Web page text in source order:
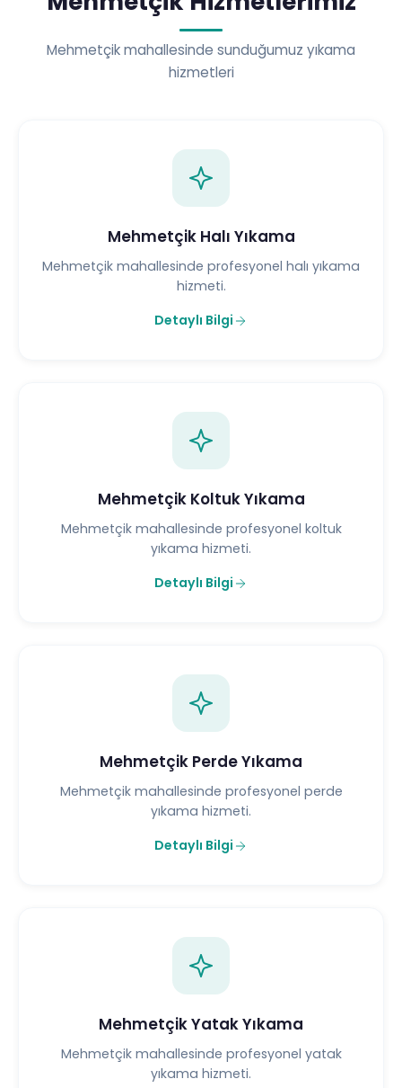
Mehmetçik mahallesinde sunduğumuz yıkama
hizmetleri
Mehmetçik Halı Yıkama
Mehmetçik mahallesinde profesyonel halı yıkama
hizmeti.
Detaylı Bilgi
Mehmetçik Koltuk Yıkama
Mehmetçik mahallesinde profesyonel koltuk
yıkama hizmeti.
Detaylı Bilgi
Mehmetçik Perde Yıkama
Mehmetçik mahallesinde profesyonel perde
yıkama hizmeti.
Detaylı Bilgi
Mehmetçik Yatak Yıkama
Mehmetçik mahallesinde profesyonel yatak
yıkama hizmeti.